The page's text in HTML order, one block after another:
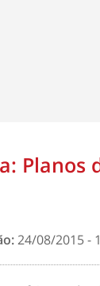
Planos
24/08/2015 -